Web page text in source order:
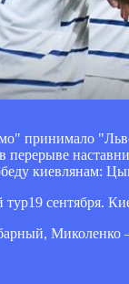
принимало
перерыве
киевлянам:
тур19
Миколенко
и
По